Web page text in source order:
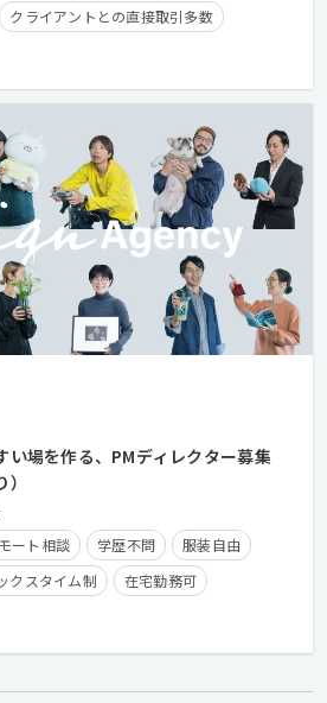
クライアントとの直接取引多数
在宅勤務可
い場を作る、PMディレクター募集
ート相談 学歴不問
服装自由
クスタイム制
在宅勤務可
引多数